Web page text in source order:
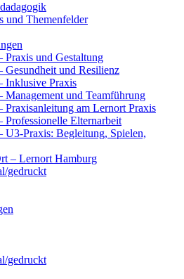
und Themenfelder
Praxis und Gestaltung
Gesundheit und Resilienz
Inklusive Praxis
Management und Teamführung
Praxisanleitung am Lernort Praxis
Professionelle Elternarbeit
U3-Praxis: Begleitung, Spielen,
– Lernort Hamburg
gedruckt
gedruckt